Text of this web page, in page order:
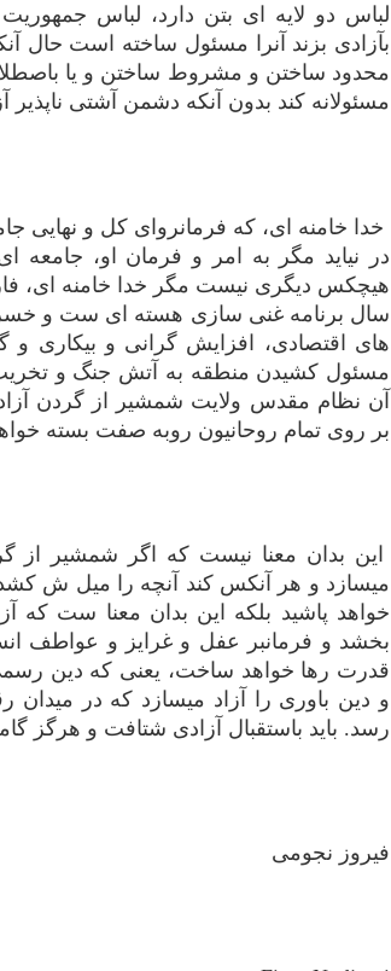
لباس دو لایه ای بتن دارد، لباس
بآزادی بزند آنرا مسئول ساخته است حال
محدود ساختن و مشروط ساختن و یا
مسئولانه کند بدون آنکه دشمن آشتی ناپذیر
خدا خامنه ای، که فرمانروای کل و
در نیاید مگر به امر و فرمان او، جامعه
سال برنامه غنی سازی هسته ای ست و
های اقتصادی، افزایش گرانی و بیکاری
مسئول کشیدن منطقه به آتش جنگ و
آن نظام مقدس ولایت شمشیر از گردن
بر روی تمام روحانیون روبه صفت بسته
این بدان معنا نیست که اگر شمشیر از
میسازد و هر آنکس کند آنچه را میل ش
خواهد پاشید بلکه این بدان معنا ست که
بخشد و فرمانبر عفل و غرایز و عواطف
قدرت رها خواهد ساخت، یعنی که دین
و دین باوری را آزاد میسازد که در
رسد. باید باستقبال آزادی شتافت و هرگز
فیروز نجومی